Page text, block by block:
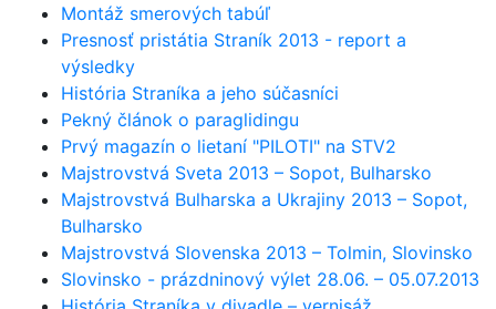
Montáž smerových tabúľ
Presnosť pristátia Straník 2013 - report a
výsledky
História Straníka a jeho súčasníci
Pekný článok o paraglidingu
Prvý magazín o lietaní "PILOTI" na STV2
Majstrovstvá Sveta 2013 – Sopot, Bulharsko
Majstrovstvá Bulharska a Ukrajiny 2013 – Sopot,
Bulharsko
Majstrovstvá Slovenska 2013 – Tolmin, Slovinsko
Slovinsko - prázdninový výlet 28.06. – 05.07.2013